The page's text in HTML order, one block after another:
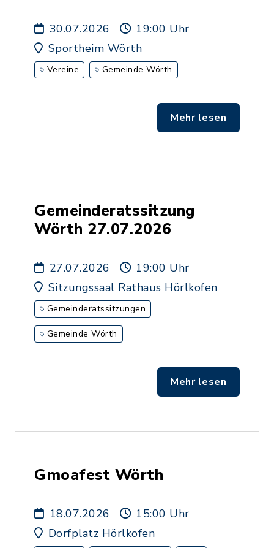
30.07.2026
19:00 Uhr
Sportheim Wörth
Vereine Gemeinde Wörth
Mehr lesen
Gemeinderatssitzung
Wörth 27.07.2026
27.07.2026
19:00 Uhr
Sitzungssaal Rathaus Hörlkofen
Gemeinderatssitzungen
Gemeinde Wörth
Mehr lesen
Gmoafest Wörth
18.07.2026
15:00 Uhr
Dorfplatz Hörlkofen